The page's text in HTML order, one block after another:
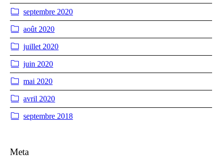
septembre 2020
août 2020
juillet 2020
juin 2020
mai 2020
avril 2020
septembre 2018
Meta